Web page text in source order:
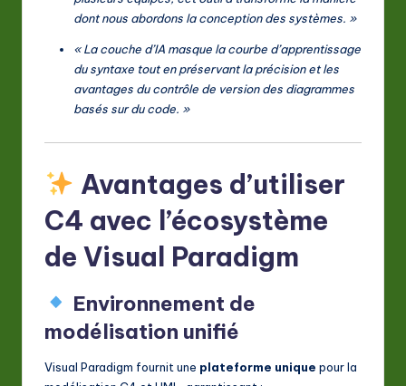
dont nous abordons la conception des systèmes. »
« La couche d’IA masque la courbe d’apprentissage
du syntaxe tout en préservant la précision et les
avantages du contrôle de version des diagrammes
basés sur du code. »
Avantages d’utiliser
C4 avec l’écosystème
de Visual Paradigm
Environnement de
modélisation unifié
Visual Paradigm fournit une plateforme unique pour la